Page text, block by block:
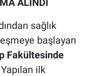
sağlık
başlayan
Fakültesinde
Yapılan ilk